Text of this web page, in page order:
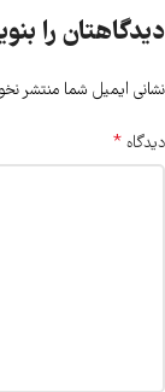
دیدگاهتان را
نشانی ایمیل شما منتشر
دیدگاه *